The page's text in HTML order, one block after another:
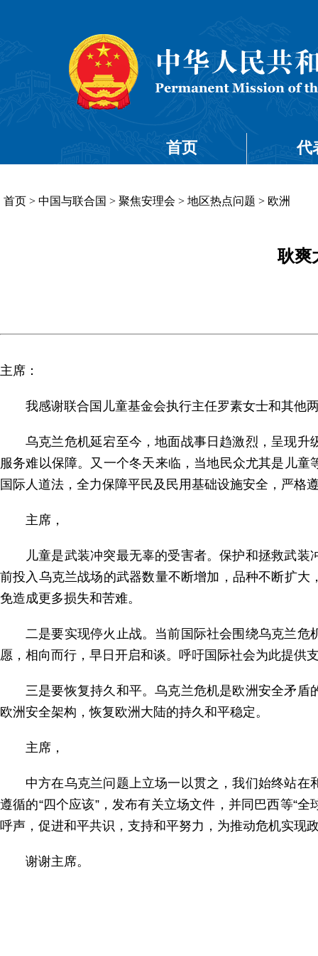
首页 代
首页 > 中国与联合国 > 聚焦安理会 > 地区热点问题 > 欧洲
耿爽
主席：
我感谢联合国儿童基金会执行主任罗素女士和其他
乌克兰危机延宕至今，地面战事日趋激烈，呈现
服务难以保障。又一个冬天来临，当地民众尤其是儿
国际人道法，全力保障平民及民用基础设施安全，严格
主席，
儿童是武装冲突最无辜的受害者。保护和拯救武
前投入乌克兰战场的武器数量不断增加，品种不断扩
免造成更多损失和苦难。
二是要实现停火止战。当前国际社会围绕乌克兰
愿，相向而行，早日开启和谈。呼吁国际社会为此提供
三是要恢复持久和平。乌克兰危机是欧洲安全矛
欧洲安全架构，恢复欧洲大陆的持久和平稳定。
主席，
中方在乌克兰问题上立场一以贯之，我们始终站
遵循的“四个应该”，发布有关立场文件，并同巴西等“
呼声，促进和平共识，支持和平努力，为推动危机实现
谢谢主席。